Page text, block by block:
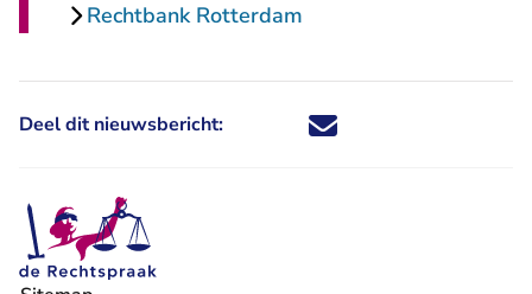
Rechtbank Rotterdam
Deel dit nieuwsbericht: Deel dit nieuwsbericht via X -
Deel dit nieuwsbericht via
Deel dit nieuwsbericht
Deel dit